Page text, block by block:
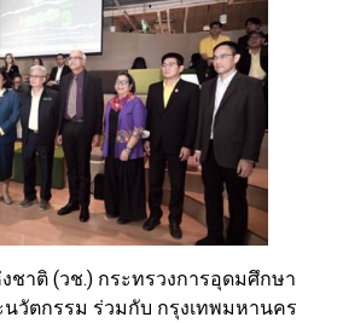
ชาติ (วช.) กระทรวงการอุดมศึกษา
วัตกรรม ร่วมกับ กรุงเทพมหานคร